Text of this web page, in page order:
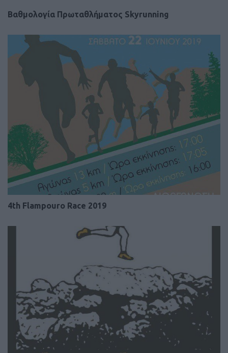
Βαθμολογία Πρωταθλήματος Skyrunning
4th Flampouro Race 2019